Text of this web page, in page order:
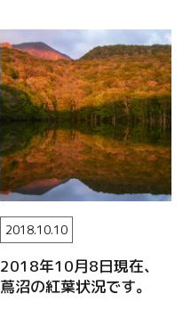
2018年10月8日現在、
蔦沼の紅葉状況です。
2018.10.10